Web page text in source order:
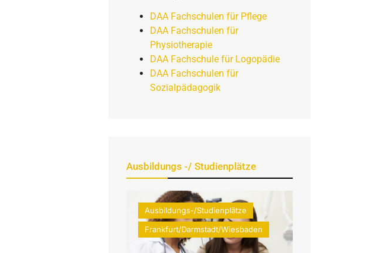
DAA Fachschulen für Pflege
DAA Fachschulen für
Physiotherapie
DAA Fachschule für Logopädie
DAA Fachschulen für
Sozialpädagogik
Ausbildungs -/ Studienplätze
Ausbildungs-/Studienplätze
Frankfurt/Darmstadt/Wiesbaden